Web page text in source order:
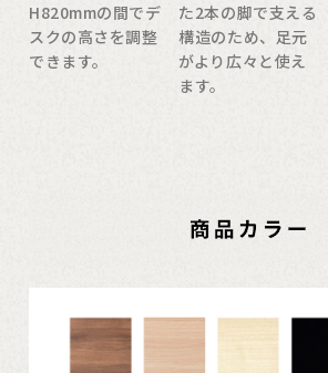
H820mmの間でデ
スクの高さを調整
できます。
た2本の脚で支える
構造のため、足元
がより広々と使え
ます。